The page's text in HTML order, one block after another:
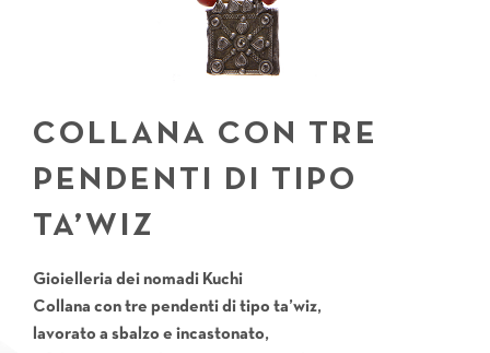
COLLANA CON TRE
PENDENTI DI TIPO
TA’WIZ
Gioielleria dei nomadi Kuchi
Collana con tre pendenti di tipo ta’wiz,
lavorato a sbalzo e incastonato,